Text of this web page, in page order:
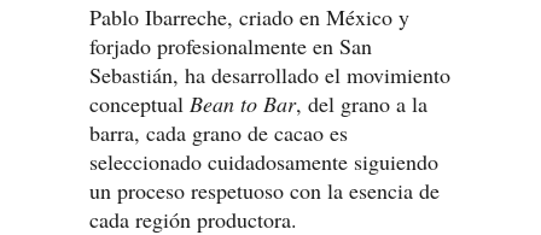
Pablo Ibarreche, criado en México y
forjado profesionalmente en San
Sebastián, ha desarrollado el movimiento
conceptual Bean to Bar, del grano a la
barra, cada grano de cacao es
seleccionado cuidadosamente siguiendo
un proceso respetuoso con la esencia de
cada región productora.